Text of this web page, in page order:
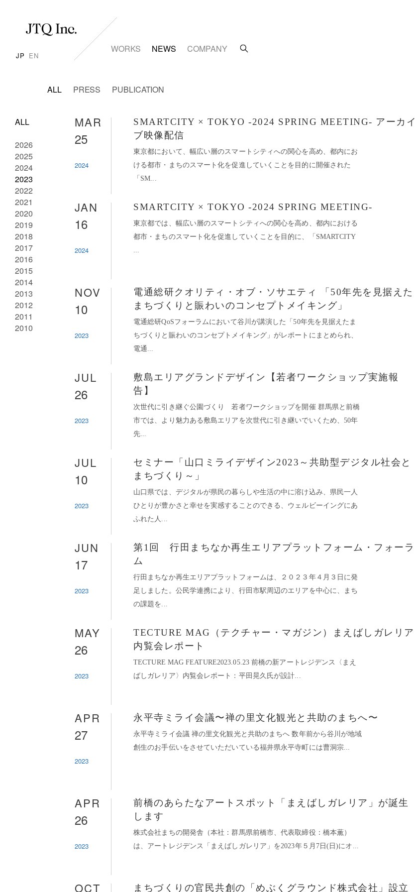
JP EN
WORKS NEWS COMPANY
ALL PRESS PUBLICATION
ALL
2026
2025
2024
2023
2022
2021
2020
2019
2018
2017
2016
2015
2014
2013
2012
2011
2010
MAR
25
2024
SMARTCITY × TOKYO -2024 SPRING MEETING- アーカイ
ブ映像配信
東京都において、幅広い層のスマートシティへの関心を高め、都内にお
ける都市・まちのスマート化を促進していくことを目的に開催された
「SM...
JAN
16
2024
SMARTCITY × TOKYO -2024 SPRING MEETING-
東京都では、幅広い層のスマートシティへの関心を高め、都内における
都市・まちのスマート化を促進していくことを目的に、「SMARTCITY
...
NOV
10
2023
電通総研クオリティ・オブ・ソサエティ 「50年先を見据えた
まちづくりと賑わいのコンセプトメイキング」
電通総研QoSフォーラムにおいて谷川が講演した「50年先を見据えたま
ちづくりと賑わいのコンセプトメイキング」がレポートにまとめられ、
電通...
JUL
26
2023
敷島エリアグランドデザイン【若者ワークショップ実施報
告】
次世代に引き継ぐ公園づくり 若者ワークショップを開催 群馬県と前橋
市では、より魅力ある敷島エリアを次世代に引き継いでいくため、50年
先...
JUL
10
2023
セミナー「山口ミライデザイン2023～共助型デジタル社会と
まちづくり～」
山口県では、デジタルが県民の暮らしや生活の中に溶け込み、県民一人
ひとりが豊かさと幸せを実感することのできる、ウェルビーイングにあ
ふれた人...
JUN
17
2023
第1回 行田まちなか再生エリアプラットフォーム・フォーラ
ム
行田まちなか再生エリアプラットフォームは、２０２３年４月３日に発
足しました。公民学連携により、行田市駅周辺のエリアを中心に、まち
の課題を...
MAY
26
2023
TECTURE MAG（テクチャー・マガジン）まえばしガレリア
内覧会レポート
TECTURE MAG FEATURE2023.05.23 前橋の新アートレジデンス〈まえ
ばしガレリア〉内覧会レポート：平田晃久氏が設計...
APR
27
2023
永平寺ミライ会議〜禅の里文化観光と共助のまちへ〜
永平寺ミライ会議 禅の里文化観光と共助のまちへ 数年前から谷川が地域
創生のお手伝いをさせていただいている福井県永平寺町には曹洞宗...
APR
26
2023
前橋のあらたなアートスポット「まえばしガレリア」が誕生
します
株式会社まちの開発舎（本社：群馬県前橋市、代表取締役：橋本薫）
は、アートレジデンス「まえばしガレリア」を2023年５月7日(日)にオ...
OCT まちづくりの官民共創の「めぶくグラウンド株式会社」設立